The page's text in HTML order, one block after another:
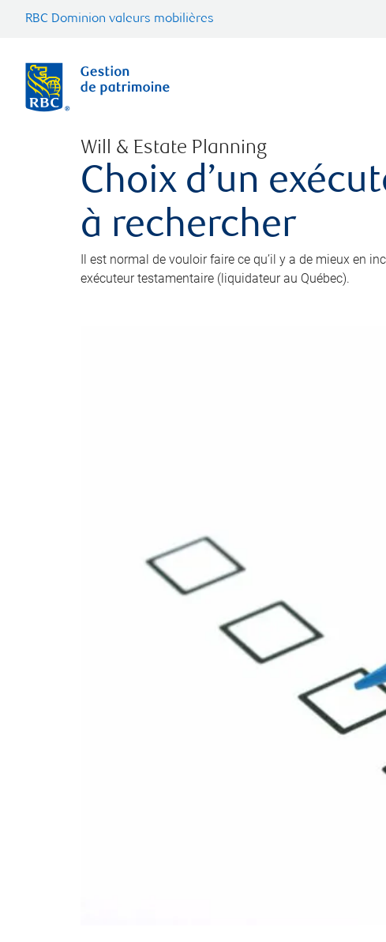
RBC Dominion valeurs mobilières
Will & Estate Planning
Choix d’un
à rechercher
Il est normal de vouloir faire ce qu’il y a de mieux en
exécuteur testamentaire (liquidateur au Québec).